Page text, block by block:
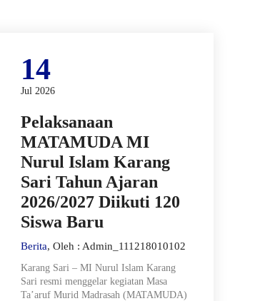
14
Jul 2026
Pelaksanaan
MATAMUDA MI
Nurul Islam Karang
Sari Tahun Ajaran
2026/2027 Diikuti 120
Siswa Baru
Berita, Oleh : Admin_111218010102
Karang Sari – MI Nurul Islam Karang
Sari resmi menggelar kegiatan Masa
Ta’aruf Murid Madrasah (MATAMUDA)